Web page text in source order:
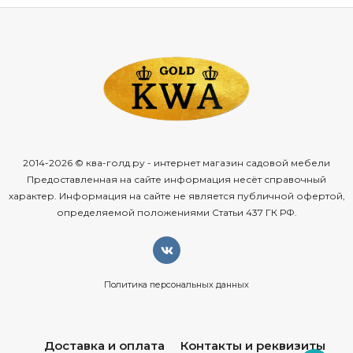
В интернет-магазине KWA-GOLD представлен большой
выбор садовых зонтов ибольших зонтов
веранд и кафе. Советуем обратить внимание на
бескомпромиссное качество изделий на нашем сайте.
устойчивость. Перевёрнутый внезапным порывом ветра
зонтик может травмировать человека и принести много
неприятностей владельцам заведения.
Владельцы ресторанов
предпочитают большие зонты
2014-2026 © ква-голд.ру - интернет магазин садовой мебели
Предоставленная на сайте информация несёт справочный
характер. Информация на сайте не является публичной офертой,
определяемой положениями Статьи 437 ГК РФ.
Политика персональных данных
Доставка и оплата Контакты и реквизиты